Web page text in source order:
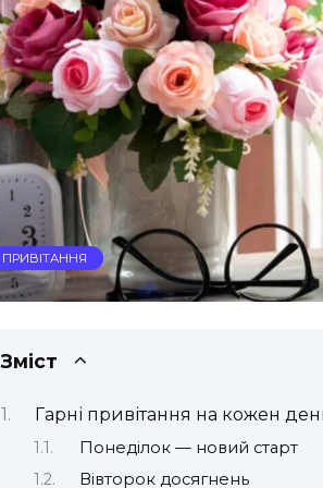
ПРИВІТАННЯ
Зміст
Гарні привітання на кожен
Понеділок — новий старт
Вівторок досягнень